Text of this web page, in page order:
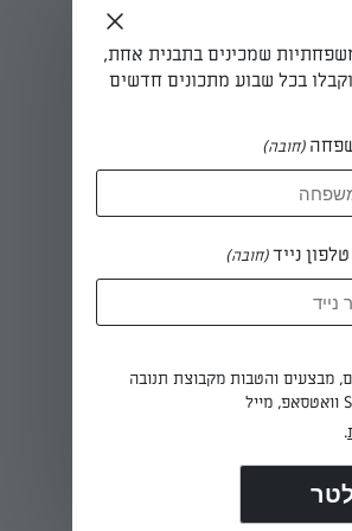
מתוק
במינה
שמכינים בתבנית אחת,
בכל שבוע מתכונים חדשים
(חובה)
נייד(חובה)
מבצעים והטבות מקבוצת תנובה
.